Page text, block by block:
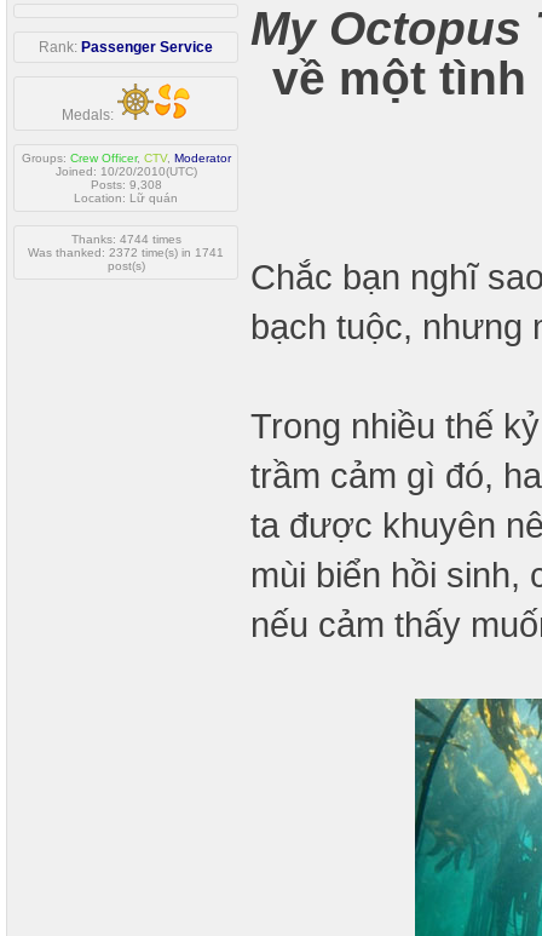
Rank: Passenger Service
Medals:
Groups: Crew Officer, CTV, Moderator
Joined: 10/20/2010(UTC)
Posts: 9,308
Location: Lữ quán
Thanks: 4744 times
Was thanked: 2372 time(s) in 1741
post(s)
My Octopus
về một tình
Chắc bạn nghĩ
bạch tuộc, nhưng
Trong nhiều thế
trầm cảm gì đó,
ta được khuyên
mùi biển hồi sinh,
nếu cảm thấy